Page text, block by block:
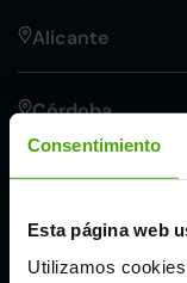
Consentimiento
Esta página web
Utilizamos
Alicante
Córdoba
Madrid
Málaga